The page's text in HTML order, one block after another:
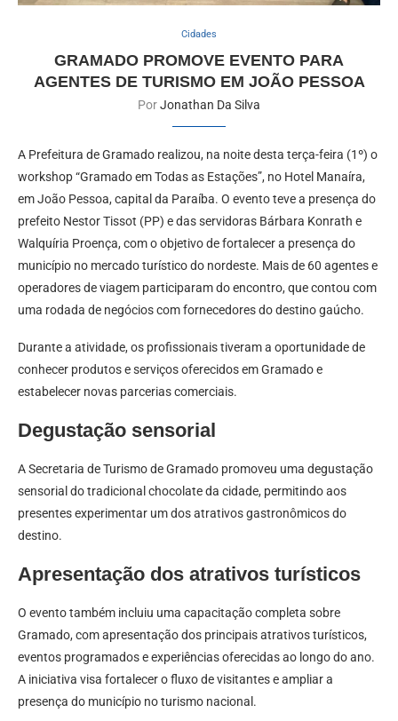
Cidades
GRAMADO PROMOVE EVENTO PARA
AGENTES DE TURISMO EM JOÃO PESSOA
PorJonathan Da Silva
A Prefeitura de Gramado realizou, na noite desta terça-feira (1º) o
workshop “Gramado em Todas as Estações”, no Hotel Manaíra,
em João Pessoa, capital da Paraíba. O evento teve a presença do
prefeito Nestor Tissot (PP) e das servidoras Bárbara Konrath e
Walquíria Proença, com o objetivo de fortalecer a presença do
município no mercado turístico do nordeste. Mais de 60 agentes e
operadores de viagem participaram do encontro, que contou com
uma rodada de negócios com fornecedores do destino gaúcho.
Durante a atividade, os profissionais tiveram a oportunidade de
conhecer produtos e serviços oferecidos em Gramado e
estabelecer novas parcerias comerciais.
Degustação sensorial
A Secretaria de Turismo de Gramado promoveu uma degustação
sensorial do tradicional chocolate da cidade, permitindo aos
presentes experimentar um dos atrativos gastronômicos do
destino.
Apresentação dos atrativos turísticos
O evento também incluiu uma capacitação completa sobre
Gramado, com apresentação dos principais atrativos turísticos,
eventos programados e experiências oferecidas ao longo do ano.
A iniciativa visa fortalecer o fluxo de visitantes e ampliar a
presença do município no turismo nacional.